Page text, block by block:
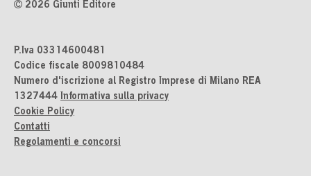
2026 Giunti Editore
P.Iva 03314600481
Codice fiscale 8009810484
Numero d'iscrizione al Registro Imprese di Milano REA
1327444 Informativa sulla privacy
Cookie Policy
Contatti
Regolamenti e concorsi